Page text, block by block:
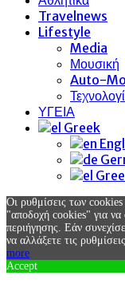
Travelnews
Lifestyle
Media
Μουσική
Auto-
ΥΓΕΙΑ
Greek
Οι ρυθμίσεις των
"αποδοχή cookies" για
περιήγησης. Εάν
να αλλάξετε τις
more
Accept